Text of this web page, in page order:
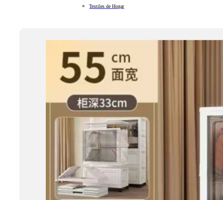
Textiles de Hogar